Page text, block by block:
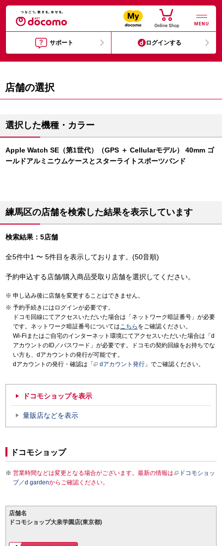
MENU
サポート ログインする
店舗の選択
選択した機種・カラー
Apple Watch SE（第1世代）（GPS ＋ Cellularモデル） 40mm ゴ
ールドアルミニウムケースとスターライトスポーツバンド
練馬区の店舗を検索した結果を表示しています
検索結果：5店舗
全5件中1 〜 5件目を表示しております。(50音順)
予約申込する店舗/購入商品受取り店舗を選択してください。
申し込み後に店舗を変更することはできません。
予約手続きにはログインが必要です。
ドコモ回線にてアクセスいただいた場合は「ネットワーク暗証番号」が必要
です。ネットワーク暗証番号についてはこちら をご確認ください。
Wi-Fiまたはご自宅のインターネット環境にてアクセスいただいた場合は「d
アカウントのID／パスワード」が必要です。ドコモの契約回線をお持ちでな
い方も、dアカウントの発行が可能です。
dアカウントの発行・確認は「
dアカウント発行 」でご確認ください。
ドコモショップを表示
量販店などを表示
ドコモショップ
営業時間などは変更となる場合がございます。最新の情報は
ドコモショッ
プ／d gardenからご確認ください。
店舗名
ドコモショップ大泉学園店(東京都)